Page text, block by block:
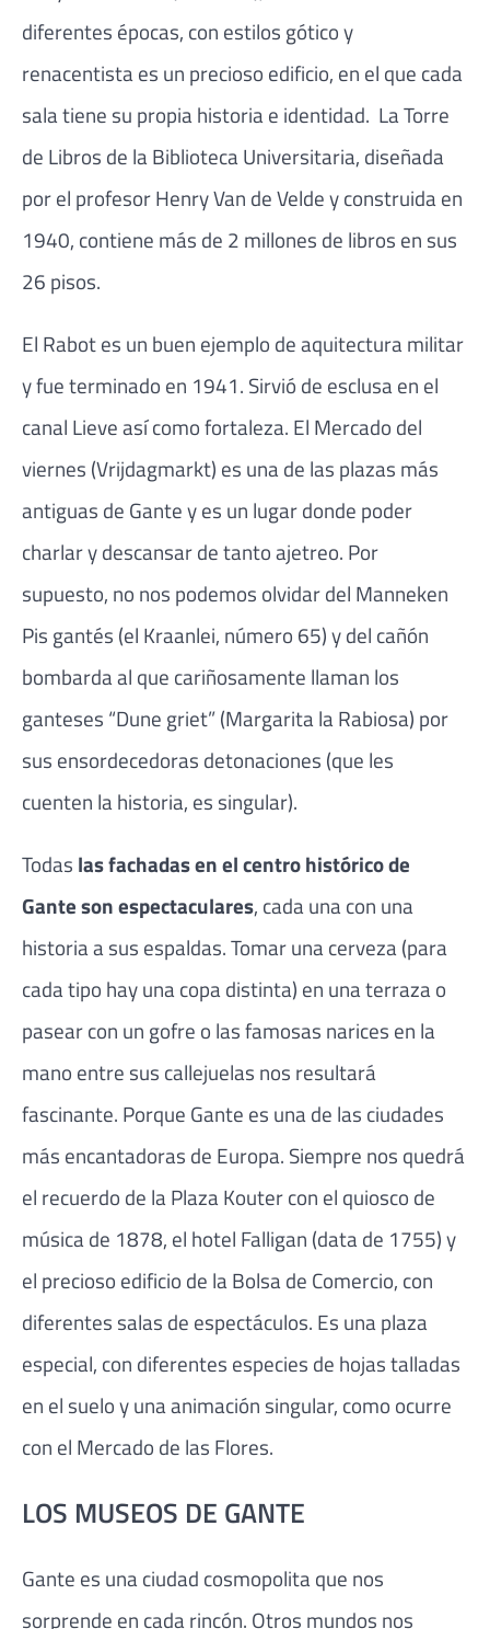
diferentes épocas, con estilos gótico y
renacentista es un precioso edificio, en el que cada
sala tiene su propia historia e identidad. La Torre
de Libros de la Biblioteca Universitaria, diseñada
por el profesor Henry Van de Velde y construida en
1940, contiene más de 2 millones de libros en sus
26 pisos.
El Rabot es un buen ejemplo de aquitectura militar
y fue terminado en 1941. Sirvió de esclusa en el
canal Lieve así como fortaleza. El Mercado del
viernes (Vrijdagmarkt) es una de las plazas más
antiguas de Gante y es un lugar donde poder
charlar y descansar de tanto ajetreo. Por
supuesto, no nos podemos olvidar del Manneken
Pis gantés (el Kraanlei, número 65) y del cañón
bombarda al que cariñosamente llaman los
ganteses “Dune griet” (Margarita la Rabiosa) por
sus ensordecedoras detonaciones (que les
cuenten la historia, es singular).
Todas las fachadas en el centro histórico de
Gante son espectaculares, cada una con una
historia a sus espaldas. Tomar una cerveza (para
cada tipo hay una copa distinta) en una terraza o
pasear con un gofre o las famosas narices en la
mano entre sus callejuelas nos resultará
fascinante. Porque Gante es una de las ciudades
más encantadoras de Europa. Siempre nos quedrá
el recuerdo de la Plaza Kouter con el quiosco de
música de 1878, el hotel Falligan (data de 1755) y
el precioso edificio de la Bolsa de Comercio, con
diferentes salas de espectáculos. Es una plaza
especial, con diferentes especies de hojas talladas
en el suelo y una animación singular, como ocurre
con el Mercado de las Flores.
LOS MUSEOS DE GANTE
Gante es una ciudad cosmopolita que nos
sorprende en cada rincón. Otros mundos nos